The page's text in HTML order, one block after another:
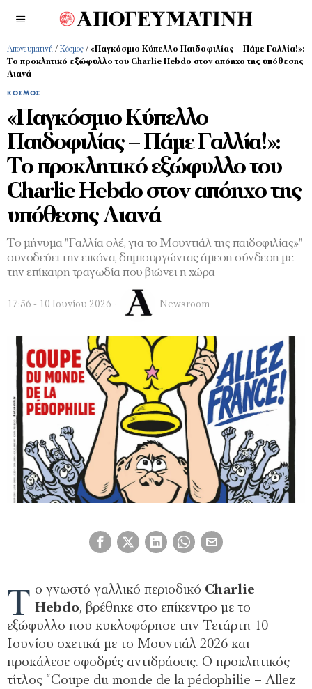
Απογευματινή / Κόσμος / «Παγκόσμιο Κύπελλο Παιδοφιλίας – Πάμε Γαλλία!»:
Το προκλητικό εξώφυλλο του Charlie Hebdo στον απόηχο της υπόθεσης
Λιανά
ΚΌΣΜΟΣ
«Παγκόσμιο Κύπελλο
Παιδοφιλίας – Πάμε Γαλλία!»:
Το προκλητικό εξώφυλλο του
Charlie Hebdo στον απόηχο της
υπόθεσης Λιανά
Το μήνυμα "Γαλλία ολέ, για το Μουντιάλ της παιδοφιλίας»"
συνοδεύει την εικόνα, δημιουργώντας άμεση σύνδεση με
την επίκαιρη τραγωδία που βιώνει η χώρα
17:56 - 10 Ιουνίου 2026 Newsroom
Τ ο γνωστό γαλλικό περιοδικό Charlie
Hebdo, βρέθηκε στο επίκεντρο με το
εξώφυλλο που κυκλοφόρησε την Τετάρτη 10
Ιουνίου σχετικά με το Μουντιάλ 2026 και
προκάλεσε σφοδρές αντιδράσεις. Ο προκλητικός
τίτλος “Coupe du monde de la pédophilie – Allez